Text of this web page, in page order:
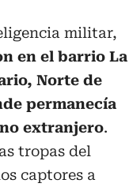
militar,
en el barrio La
Norte de
permanecía
extranjero.
tropas del
captores a